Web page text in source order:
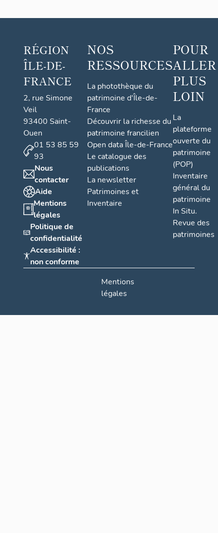
RÉGION
ÎLE-DE-
FRANCE
2, rue Simone
Veil
93400 Saint-
Ouen
01 53 85 59
93
Nous
contacter
Aide
Mentions
légales
Politique de
confidentialité
Accessibilité :
non conforme
NOS
RESSOURCES
La photothèque du
patrimoine d'Île-de-
France
Découvrir la richesse du
patrimoine francilien
Open data Île-de-France
Le catalogue des
publications
La newsletter
Patrimoines et
Inventaire
POUR
ALLER
PLUS
LOIN
La
plateforme
ouverte du
patrimoine
(POP)
Inventaire
général du
patrimoine
In Situ.
Revue des
patrimoines
Mentions
légales